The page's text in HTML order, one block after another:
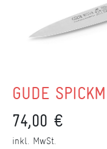
GÜDE
74,00 €
inkl. MwSt.